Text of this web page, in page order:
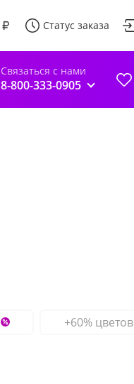
Статус заказа
Связаться с нами
8-800-333-0905
+60% цветов